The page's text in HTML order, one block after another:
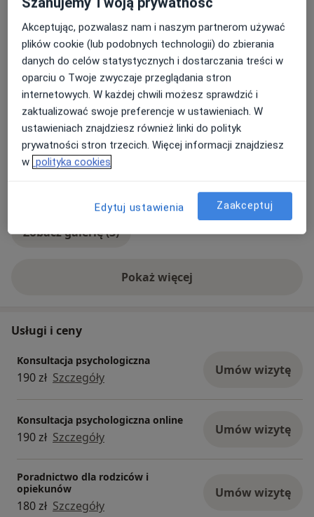
Rodzaje konsultacji
Stacjonarne Zobacz lokalizacje (1)
Konsultacje onlineZobacz kalendarz online
Zdjęcia i filmy
Zobacz galerię (3)
Pokaż więcejo doświadczeniu
Usługi i ceny
Konsultacja psychologiczna
190 zł Szczegóły Umów wizytę
Konsultacja psychologiczna online
190 zł Szczegóły Umów wizytę
Poradnictwo dla rodziców i
opiekunów
180 zł Szczegóły
Umów wizytę
Akceptując, pozwalasz nam i naszym partnerom używać
plików cookie (lub podobnych technologii) do zbierania
danych do celów statystycznych i dostarczania treści w
oparciu o Twoje zwyczaje przeglądania stron
internetowych. W każdej chwili możesz sprawdzić i
zaktualizować swoje preferencje w ustawieniach. W
ustawieniach znajdziesz również linki do polityk
prywatności stron trzecich. Więcej informacji znajdziesz
w polityka cookies
Edytuj ustawienia Zaakceptuj